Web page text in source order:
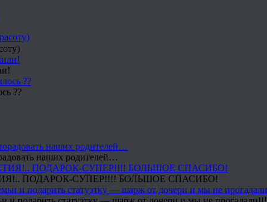
??
наших родителей…
ПОДАРОК-СУПЕР!!!! БОЛЬШОЕ СПАСИБО!